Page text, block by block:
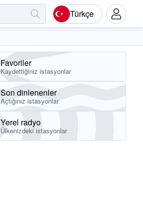
Türkçe
Favoriler
Kaydettiğiniz istasyonlar
Son dinlenenler
Açtığınız istasyonlar
Yerel radyo
Ülkenizdeki istasyonlar